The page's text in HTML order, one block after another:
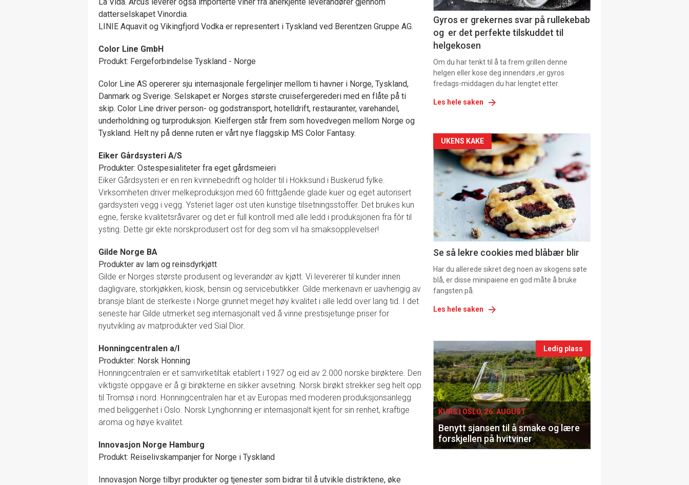
datterselskapet Vinordia.
LINIE Aquavit og Vikingfjord Vodka er representert i Tyskland ved Berentzen Gruppe AG.
Color Line GmbH
Produkt: Fergeforbindelse Tyskland - Norge
Color Line AS opererer sju internasjonale fergelinjer mellom ti havner i Norge, Tyskland,
Danmark og Sverige. Selskapet er Norges største cruisefergerederi med en flåte på ti
skip. Color Line driver person- og godstransport, hotelldrift, restauranter, varehandel,
underholdning og turproduksjon. Kielfergen står frem som hovedvegen mellom Norge og
Tyskland. Helt ny på denne ruten er vårt nye flaggskip MS Color Fantasy.
Eiker Gårdsysteri A/S
Produkter: Ostespesialiteter fra eget gårdsmeieri
Eiker Gårdsysteri er en ren kvinnebedrift og holder til i Hokksund i Buskerud fylke.
Virksomheten driver melkeproduksjon med 60 frittgående glade kuer og eget autorisert
gardsysteri vegg i vegg. Ysteriet lager ost uten kunstige tilsetningsstoffer. Det brukes kun
egne, ferske kvalitetsråvarer og det er full kontroll med alle ledd i produksjonen fra fôr til
ysting. Dette gir ekte norskprodusert ost for deg som vil ha smaksopplevelser!
Gilde Norge BA
Produkter av lam og reinsdyrkjøtt
Gilde er Norges største produsent og leverandør av kjøtt. Vi levererer til kunder innen
dagligvare, storkjøkken, kiosk, bensin og servicebutikker. Gilde merkenavn er uavhengig av
bransje blant de sterkeste i Norge grunnet meget høy kvalitet i alle ledd over lang tid. I det
seneste har Gilde utmerket seg internasjonalt ved å vinne prestisjetunge priser for
nyutvikling av matprodukter ved Sial Dìor.
Honningcentralen a/l
Produkter: Norsk Honning
Honningcentralen er et samvirketiltak etablert i 1927 og eid av 2.000 norske birøktere. Den
viktigste oppgave er å gi birøkterne en sikker avsetning. Norsk birøkt strekker seg helt opp
til Tromsø i nord. Honningcentralen har et av Europas med moderen produksjonsanlegg
med beliggenhet i Oslo. Norsk Lynghonning er internasjonalt kjent for sin renhet, kraftige
aroma og høye kvalitet.
Innovasjon Norge Hamburg
Produkt: Reiselivskampanjer for Norge i Tyskland
Innovasjon Norge tilbyr produkter og tjenester som bidrar til å utvikle distriktene, øke
Dagens
rett
2
Gyros er grekernes svar på rullekebab
og er det perfekte tilskuddet til
helgekosen
Om du har tenkt til å ta frem grillen denne
helgen eller kose deg innendørs ,er gyros
fredags-middagen du har lengtet etter.
Les hele saken
Artikler
detail
-
section
11
Ukens
vin
UKENS KAKE
Se så lekre cookies med blåbær blir
Har du allerede sikret deg noen av skogens søte
blå, er disse minipaiene en god måte å bruke
fangsten på.
Les hele saken
Events
single
Ledig plass
KURS I OSLO, 26. AUGUST
Benytt sjansen til å smake og lære
forskjellen på hvitviner